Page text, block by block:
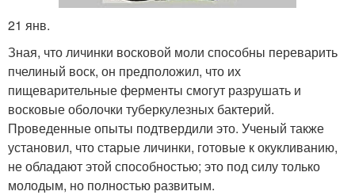
21 янв.
Зная, что личинки восковой моли способны переварить
пчелиный воск, он предположил, что их
пищеварительные ферменты смогут разрушать и
восковые оболочки туберкулезных бактерий.
Проведенные опыты подтвердили это. Ученый также
установил, что старые личинки, готовые к окукливанию,
не обладают этой способностью; это под силу только
молодым, но полностью развитым.